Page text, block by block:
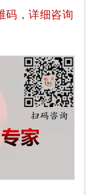
码，详细咨询